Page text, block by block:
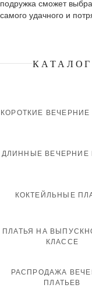
подружка сможет
самого удачного и
КОРОТКИЕ ВЕЧЕРНИЕ
ДЛИННЫЕ ВЕЧЕРНИЕ
КОКТЕЙЛЬНЫЕ
ПЛАТЬЯ НА
КЛАССЕ
РАСПРОДАЖА
ПЛАТЬЕВ